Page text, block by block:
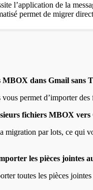
l’application de la
permet de migrer
MBOX dans Gmail sans
permet d’importer
fichiers MBOX vers
migration par lots, ce qui
les pièces jointes
toutes les pièces